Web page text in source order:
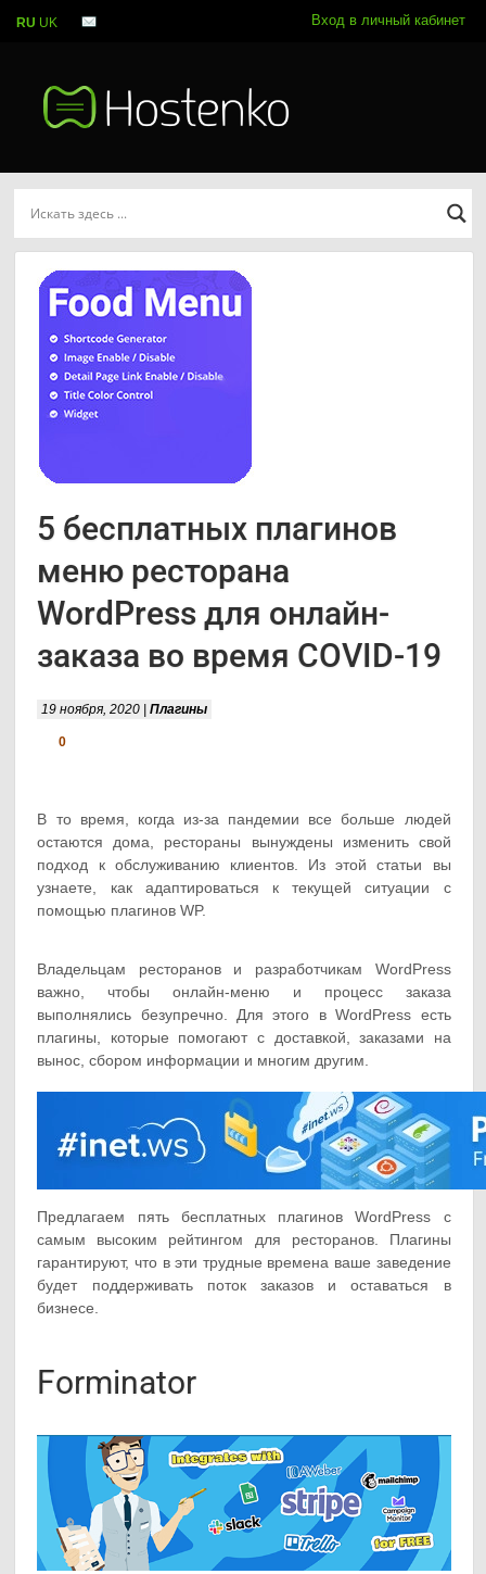
Вход в личный кабинет
5 бесплатных плагинов
меню ресторана
WordPress для онлайн-
заказа во время COVID-19
19 ноября, 2020 |Плагины
0
В то время, когда из-за пандемии все больше людей
остаются дома, рестораны вынуждены изменить свой
подход к обслуживанию клиентов. Из этой статьи вы
узнаете, как адаптироваться к текущей ситуации с
помощью плагинов WP.
Владельцам ресторанов и разработчикам WordPress
важно, чтобы онлайн-меню и процесс заказа
выполнялись безупречно. Для этого в WordPress есть
плагины, которые помогают с доставкой, заказами на
вынос, сбором информации и многим другим.
Предлагаем пять бесплатных плагинов WordPress с
самым высоким рейтингом для ресторанов. Плагины
гарантируют, что в эти трудные времена ваше заведение
будет поддерживать поток заказов и оставаться в
бизнесе.
Forminator
RU UK